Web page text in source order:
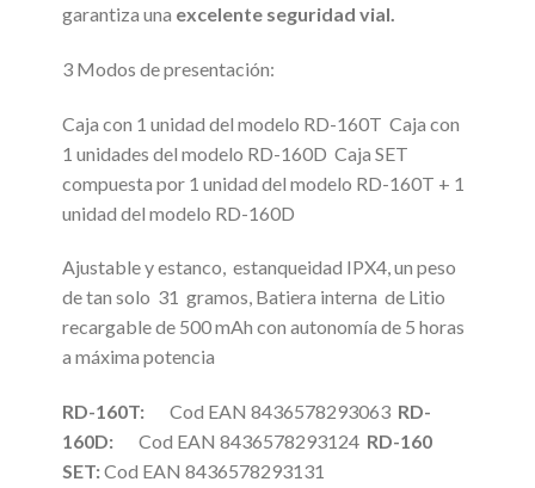
garantiza una excelente seguridad vial.
3 Modos de presentación:
Caja con 1 unidad del modelo RD-160T Caja con
1 unidades del modelo RD-160D Caja SET
compuesta por 1 unidad del modelo RD-160T + 1
unidad del modelo RD-160D
Ajustable y estanco, estanqueidad IPX4, un peso
de tan solo 31 gramos, Batiera interna de Litio
recargable de 500 mAh con autonomía de 5 horas
a máxima potencia
RD-160T: Cod EAN 8436578293063 RD-
160D:Cod EAN 8436578293124 RD-160
SET:Cod EAN 8436578293131